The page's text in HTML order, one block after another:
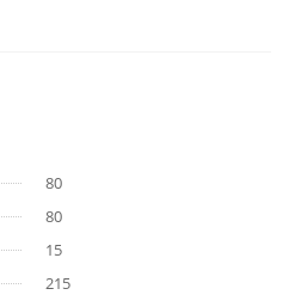
80
80
15
215